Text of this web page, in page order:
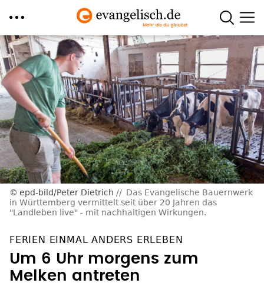
Direkt
zum
Inhalt
epd-bild/Peter Dietrich
Das Evangelische Bauernwerk
in Württemberg vermittelt seit über 20 Jahren das
"Landleben live" - mit nachhaltigen Wirkungen.
FERIEN EINMAL ANDERS ERLEBEN
Um 6 Uhr morgens zum
Melken antreten